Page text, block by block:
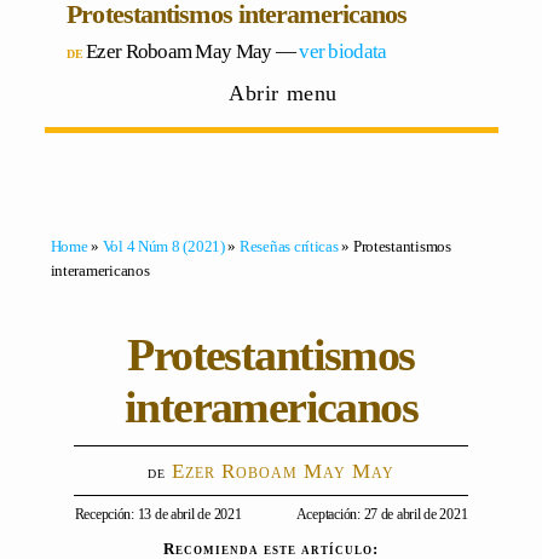
Protestantismos interamericanos
Ezer Roboam May May―ver biodata
Abrir menu
Home» Vol 4 Núm 8 (2021)» Reseñas críticas» Protestantismos
interamericanos
Protestantismos
interamericanos
Ezer Roboam May May
Recepción: 13 de abril de 2021 Aceptación: 27 de abril de 2021
Recomienda este artículo: